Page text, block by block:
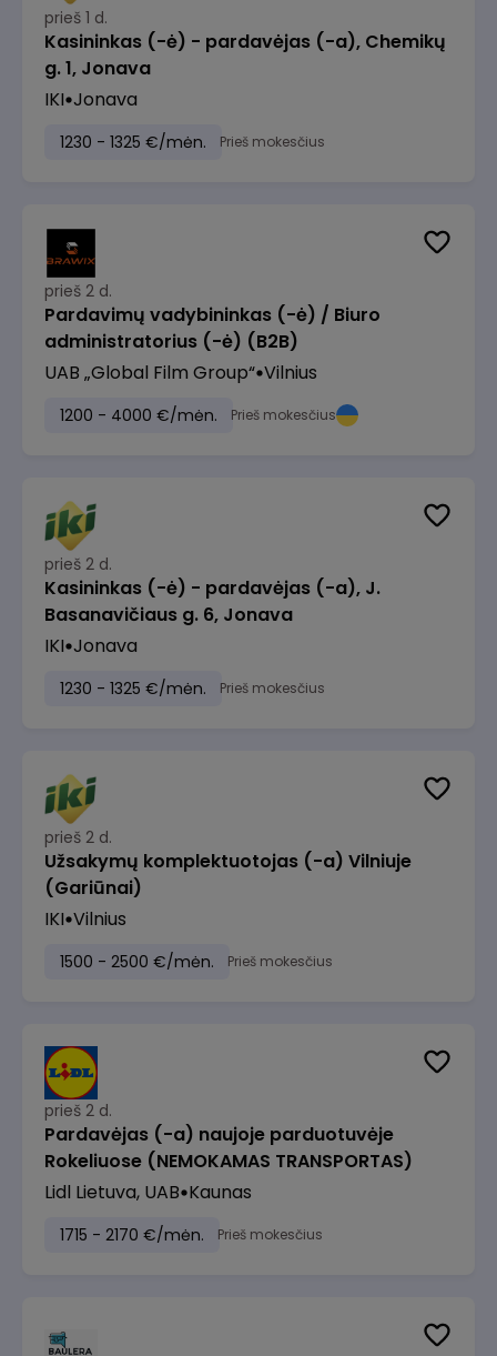
prieš 1 d.
Kasininkas (-ė) - pardavėjas (-a), Chemikų
g. 1, Jonava
IKI Jonava
1230 - 1325 €/mėn. Prieš mokesčius
prieš 2 d.
Pardavimų vadybininkas (-ė) / Biuro
administratorius (-ė) (B2B)
UAB „Global Film Group“ Vilnius
1200 - 4000 €/mėn. Prieš mokesčius
prieš 2 d.
Kasininkas (-ė) - pardavėjas (-a), J.
Basanavičiaus g. 6, Jonava
IKI Jonava
1230 - 1325 €/mėn. Prieš mokesčius
prieš 2 d.
Užsakymų komplektuotojas (-a) Vilniuje
(Gariūnai)
IKI Vilnius
1500 - 2500 €/mėn. Prieš mokesčius
prieš 2 d.
Pardavėjas (-a) naujoje parduotuvėje
Rokeliuose (NEMOKAMAS TRANSPORTAS)
Lidl Lietuva, UAB Kaunas
1715 - 2170 €/mėn. Prieš mokesčius